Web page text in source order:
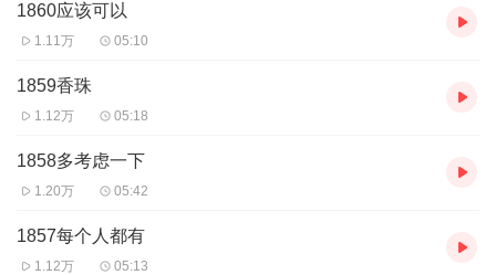
1860应该可以
1.11万 05:10
1859香珠
1.12万 05:18
1858多考虑一下
1.20万 05:42
1857每个人都有
1.12万 05:13